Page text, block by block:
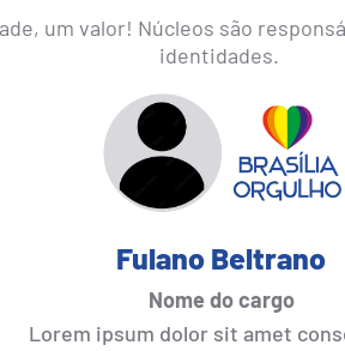
um valor! Núcleos são
identidades.
Fulano Beltrano
Nome do cargo
Lorem ipsum dolor sit amet